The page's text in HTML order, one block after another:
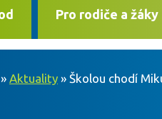
Pro rodiče a žáky
» Aktuality » Školou chodí